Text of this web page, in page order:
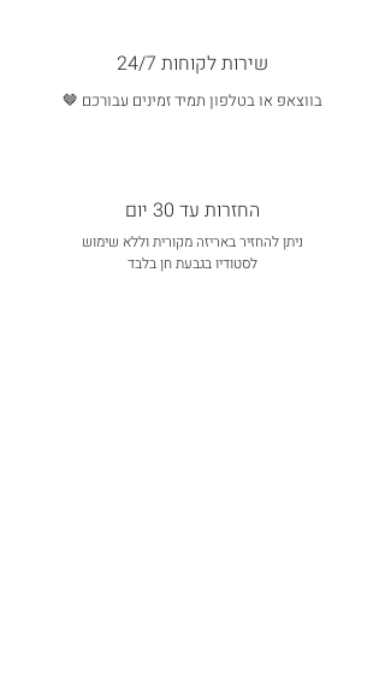
שירות לקוחות 24/7
בווצאפ או בטלפון תמיד זמינים עבורכם 🤎
החזרות עד 30 יום
ניתן להחזיר באריזה מקורית וללא שימוש
לסטודיו בגבעת חן בלבד